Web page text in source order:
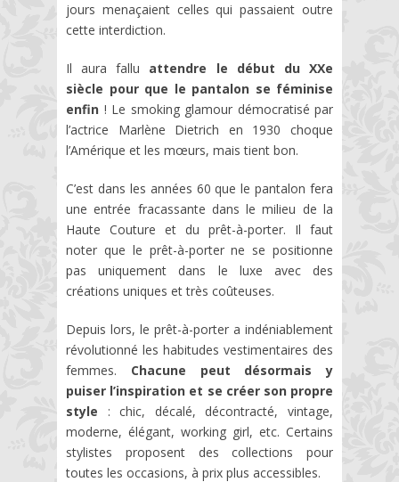
jours menaçaient celles qui passaient outre
cette interdiction.
Il aura fallu attendre le début du XXe
siècle pour que le pantalon se féminise
enfin ! Le smoking glamour démocratisé par
l’actrice Marlène Dietrich en 1930 choque
l’Amérique et les mœurs, mais tient bon.
C’est dans les années 60 que le pantalon fera
une entrée fracassante dans le milieu de la
Haute Couture et du prêt-à-porter. Il faut
noter que le prêt-à-porter ne se positionne
pas uniquement dans le luxe avec des
créations uniques et très coûteuses.
Depuis lors, le prêt-à-porter a indéniablement
révolutionné les habitudes vestimentaires des
femmes. Chacune peut désormais y
puiser l’inspiration et se créer son propre
style : chic, décalé, décontracté, vintage,
moderne, élégant, working girl, etc. Certains
stylistes proposent des collections pour
toutes les occasions, à prix plus accessibles.